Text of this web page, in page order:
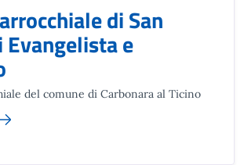
di San
Evangelista e
del comune di Carbonara al Ticino